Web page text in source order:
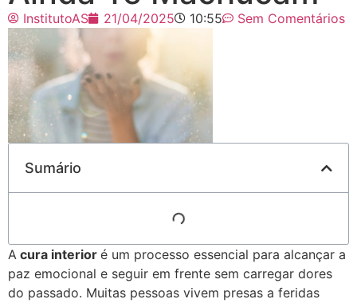
InstitutoAS 21/04/2025 10:55 Sem Comentários
Sumário
A cura interior é um processo essencial para alcançar a
paz emocional e seguir em frente sem carregar dores
do passado. Muitas pessoas vivem presas a feridas